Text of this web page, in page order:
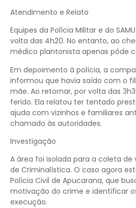
Atendimento e Relato
Equipes da Polícia Militar e do
volta das 4h20. No entanto, ao
médico plantonista apenas pôde
Em depoimento à polícia, a
informou que havia saído com o
mãe. Ao retornar, por volta das
ferido. Ela relatou ter tentado
ajuda com vizinhos e familiares
chamado às autoridades.
Investigação
A área foi isolada para a coleta
de Criminalística. O caso agora
Polícia Civil de Apucarana, que
motivação do crime e identificar
execução.